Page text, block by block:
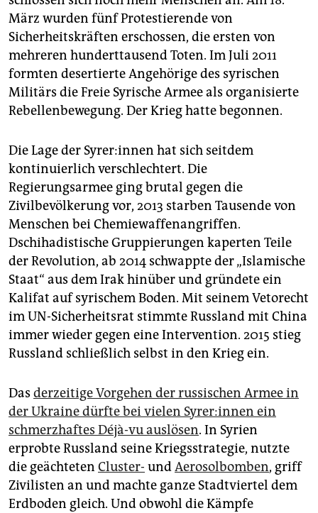
März wurden fünf Protestierende von
Sicherheitskräften erschossen, die ersten von
mehreren hunderttausend Toten. Im Juli 2011
formten desertierte Angehörige des syrischen
Militärs die Freie Syrische Armee als organisierte
Rebellenbewegung. Der Krieg hatte begonnen.
Die Lage der Sy­re­r:in­nen hat sich seitdem
kontinuierlich verschlechtert. Die
Regierungsarmee ging brutal gegen die
Zivilbevölkerung vor, 2013 starben Tausende von
Menschen bei Chemiewaffenangriffen.
Dschihadistische Gruppierungen kaperten Teile
der Revolution, ab 2014 schwappte der „Islamische
Staat“ aus dem Irak hinüber und gründete ein
Kalifat auf syrischem Boden. Mit seinem Vetorecht
im UN-Sicherheitsrat stimmte Russland mit China
immer wieder gegen eine Intervention. 2015 stieg
Russland schließlich selbst in den Krieg ein.
Das derzeitige Vorgehen der russischen Armee in
der Ukraine dürfte bei vielen Sy­re­r:in­nen ein
schmerzhaftes Déjà-vu auslösen. In Syrien
erprobte Russland seine Kriegsstrategie, nutzte
die geächteten Cluster- undAerosolbomben, griff
Zivilisten an und machte ganze Stadtviertel dem
Erdboden gleich. Und obwohl die Kämpfe